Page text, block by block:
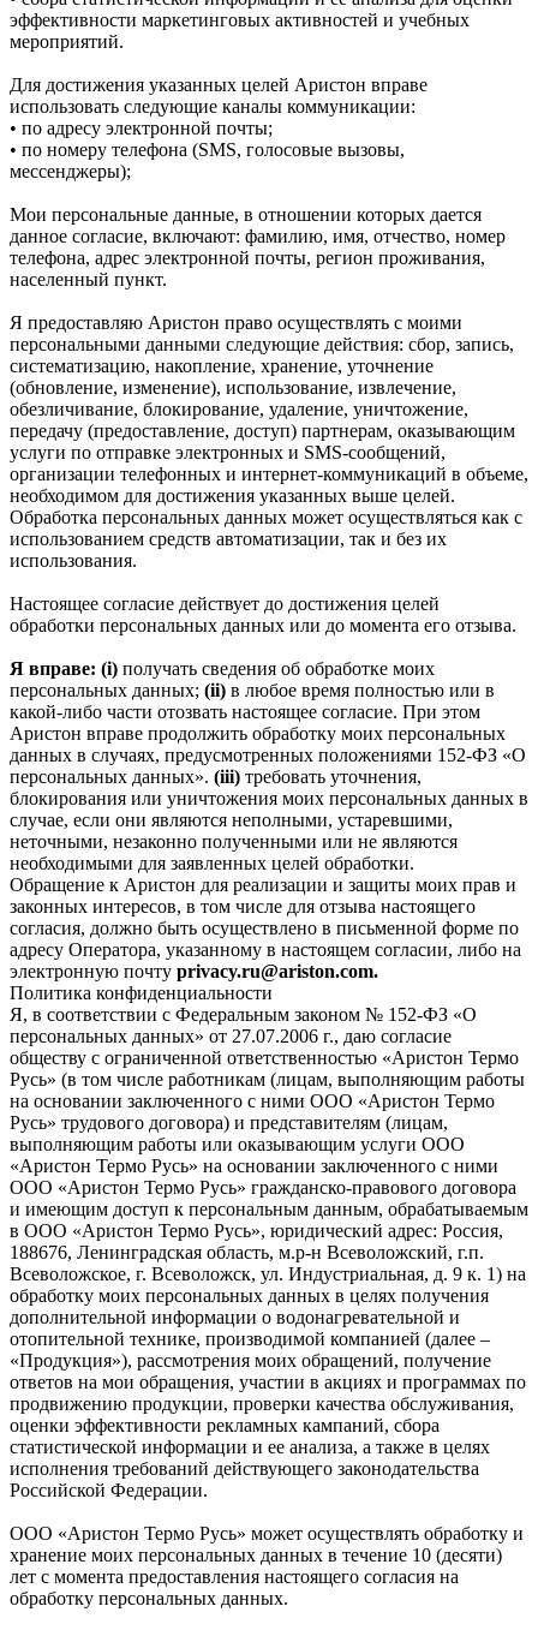
эффективности маркетинговых активностей и учебных
мероприятий.
Для достижения указанных целей Аристон вправе
использовать следующие каналы коммуникации:
• по адресу электронной почты;
• по номеру телефона (SMS, голосовые вызовы,
мессенджеры);
Мои персональные данные, в отношении которых дается
данное согласие, включают: фамилию, имя, отчество, номер
телефона, адрес электронной почты, регион проживания,
населенный пункт.
Я предоставляю Аристон право осуществлять с моими
персональными данными следующие действия: сбор, запись,
систематизацию, накопление, хранение, уточнение
(обновление, изменение), использование, извлечение,
обезличивание, блокирование, удаление, уничтожение,
передачу (предоставление, доступ) партнерам, оказывающим
услуги по отправке электронных и SMS‑сообщений,
организации телефонных и интернет‑коммуникаций в объеме,
необходимом для достижения указанных выше целей.
Обработка персональных данных может осуществляться как с
использованием средств автоматизации, так и без их
использования.
Настоящее согласие действует до достижения целей
обработки персональных данных или до момента его отзыва.
Я вправе: (i) получать сведения об обработке моих
персональных данных; (ii) в любое время полностью или в
какой-либо части отозвать настоящее согласие. При этом
Аристон вправе продолжить обработку моих персональных
данных в случаях, предусмотренных положениями 152-ФЗ «О
персональных данных». (iii) требовать уточнения,
блокирования или уничтожения моих персональных данных в
случае, если они являются неполными, устаревшими,
неточными, незаконно полученными или не являются
необходимыми для заявленных целей обработки.
Обращение к Аристон для реализации и защиты моих прав и
законных интересов, в том числе для отзыва настоящего
согласия, должно быть осуществлено в письменной форме по
адресу Оператора, указанному в настоящем согласии, либо на
электронную почту privacy.ru@ariston.com.
Политика конфиденциальности
Я, в соответствии с Федеральным законом № 152-ФЗ «О
персональных данных» от 27.07.2006 г., даю согласие
обществу с ограниченной ответственностью «Аристон Термо
Русь» (в том числе работникам (лицам, выполняющим работы
на основании заключенного с ними ООО «Аристон Термо
Русь» трудового договора) и представителям (лицам,
выполняющим работы или оказывающим услуги ООО
«Аристон Термо Русь» на основании заключенного с ними
ООО «Аристон Термо Русь» гражданско-правового договора
и имеющим доступ к персональным данным, обрабатываемым
в ООО «Аристон Термо Русь», юридический адрес: Россия,
188676, Ленинградская область, м.р-н Всеволожский, г.п.
Всеволожское, г. Всеволожск, ул. Индустриальная, д. 9 к. 1) на
обработку моих персональных данных в целях получения
дополнительной информации о водонагревательной и
отопительной технике, производимой компанией (далее –
«Продукция»), рассмотрения моих обращений, получение
ответов на мои обращения, участии в акциях и программах по
продвижению продукции, проверки качества обслуживания,
оценки эффективности рекламных кампаний, сбора
статистической информации и ее анализа, а также в целях
исполнения требований действующего законодательства
Российской Федерации.
ООО «Аристон Термо Русь» может осуществлять обработку и
хранение моих персональных данных в течение 10 (десяти)
лет с момента предоставления настоящего согласия на
обработку персональных данных.